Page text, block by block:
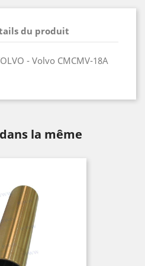
du produit
- Volvo CMCMV-18A
la même